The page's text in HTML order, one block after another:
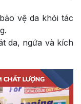
vệ da khỏi tác
da, ngứa và kích